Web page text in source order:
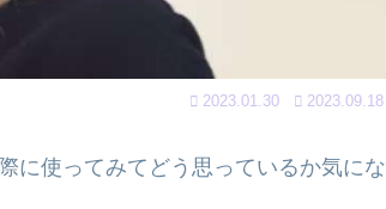
2023.01.30 2023.09.18
に使ってみてどう思っているか気にな